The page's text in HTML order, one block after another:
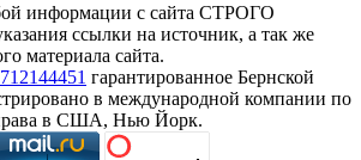
информации с сайта СТРОГО
ссылки на источник, а так же
материала сайта.
гарантированное Бернской
в международной компании по
в США, Нью Йорк.